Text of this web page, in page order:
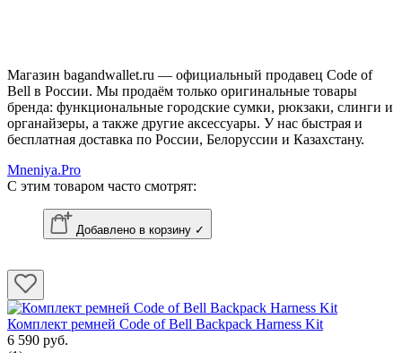
Магазин bagandwallet.ru — официальный продавец Code of
Bell в России. Мы продаём только оригинальные товары
бренда: функциональные городские сумки, рюкзаки, слинги и
органайзеры, а также другие аксессуары. У нас быстрая и
бесплатная доставка по России, Белоруссии и Казахстану.
Mneniya.Pro
С этим товаром часто смотрят:
Добавлено в корзину ✓
Комплект ремней Code of Bell Backpack Harness Kit
6 590 руб.